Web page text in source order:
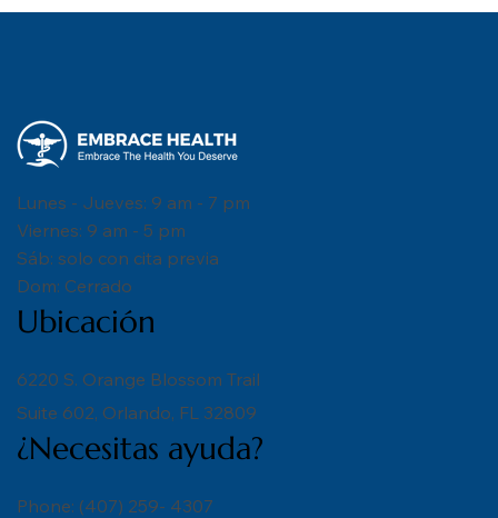
Lunes - Jueves: 9 am - 7 pm
Viernes: 9 am - 5 pm
Sáb: solo con cita previa
Dom: Cerrado
Ubicación
6220 S. Orange Blossom Trail
Suite 602, Orlando, FL 32809
¿Necesitas ayuda?
Phone: (407) 259- 4307